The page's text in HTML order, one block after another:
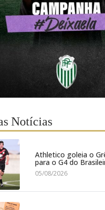
Notícias
Athletico goleia o
para o G4 do
05/08/2026